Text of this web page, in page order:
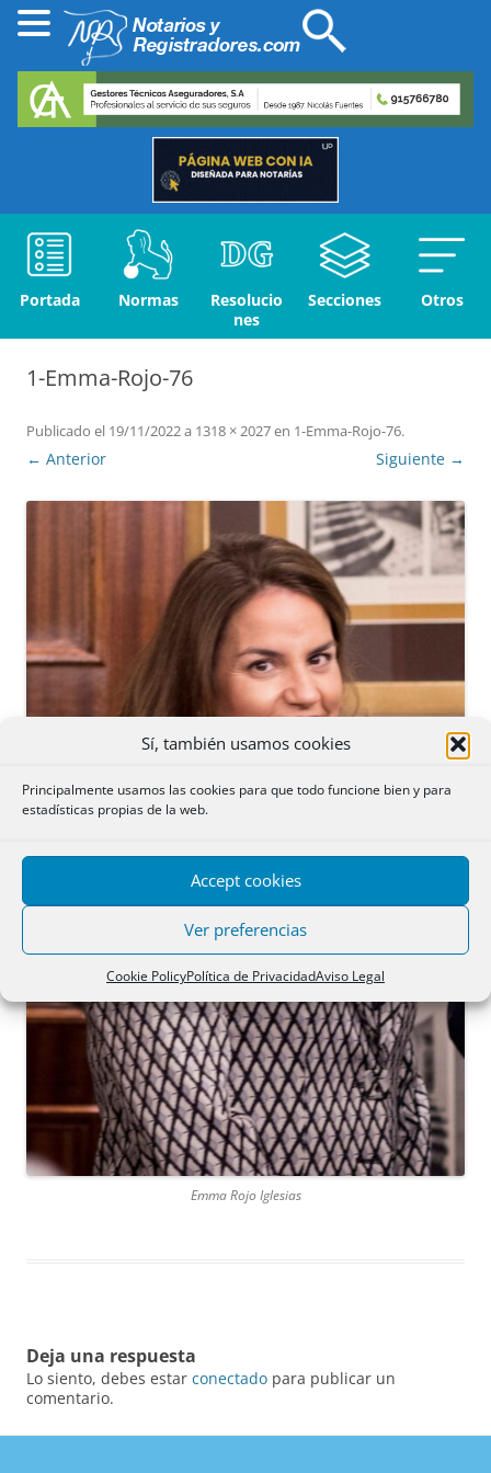
Sí, también usamos cookies
Principalmente usamos las cookies para que todo funcione bien y para
estadísticas propias de la web.
Accept cookies
Ver preferencias
Cookie PolicyPolítica de PrivacidadAviso Legal
Portada Normas
Resolucio
nes
Secciones Otros
1-Emma-Rojo-76
Publicado el 19/11/2022a 1318 × 2027en 1-Emma-Rojo-76.
← Anterior Siguiente →
Emma Rojo Iglesias
Deja una respuesta
Lo siento, debes estar conectado para publicar un
comentario.